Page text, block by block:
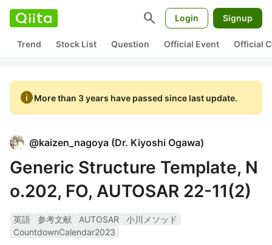
search Login Signup
Trend Stock List Question Official Event Official
infoMore than 3 years have passed since last update.
@kaizen_nagoya (Dr. Kiyoshi Ogawa)
Generic Structure Template, N
o.202, FO, AUTOSAR 22-11(2)
英語 参考文献 AUTOSAR
小川メソッド
CountdownCalendar2023